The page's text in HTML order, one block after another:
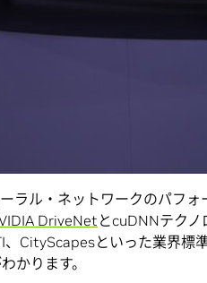
ラル・ネットワークのパフ
DriveNet とcuDNNテクノ
、CityScapesといった業界標
かります。